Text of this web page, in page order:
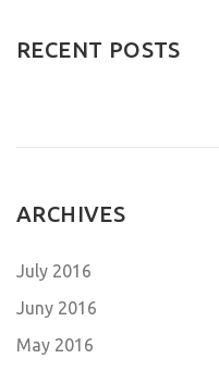
RECENT POSTS
ARCHIVES
July 2016
Juny 2016
May 2016